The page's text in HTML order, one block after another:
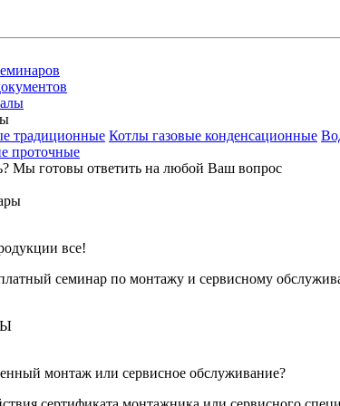
традиционные Котлы газовые конденсационные
проточные
Мы готовы ответить на любой Ваш вопрос
все!
семинар по монтажу и сервисному
монтаж или сервисное обслуживание?